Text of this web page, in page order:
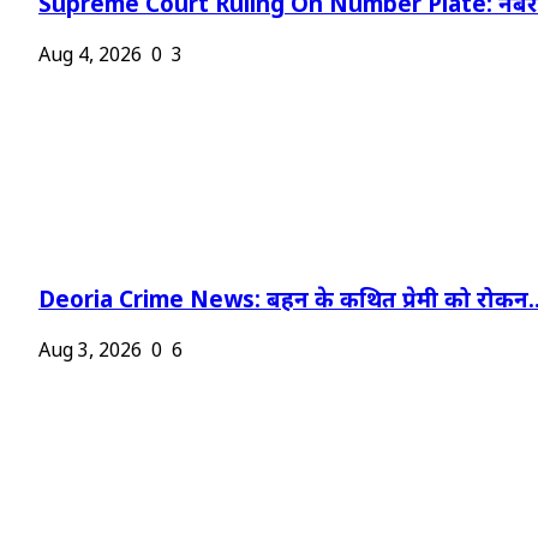
Supreme Court Ruling On Number Plate:
Aug 4, 2026 0 3
Deoria Crime News: बहन के कथित प्रेमी को
Aug 3, 2026 0 6